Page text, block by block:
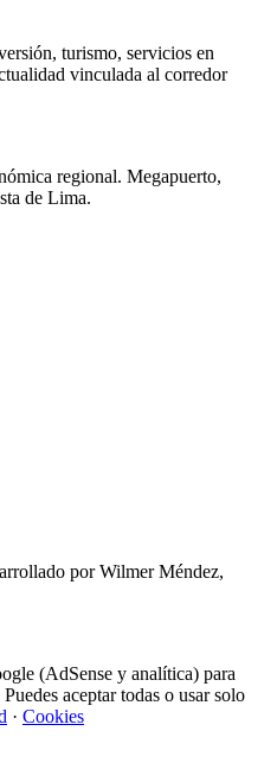
turismo, servicios en
vinculada al corredor
regional. Megapuerto,
de Lima.
por Wilmer Méndez,
(AdSense y analítica) para
aceptar todas o usar solo
· Cookies